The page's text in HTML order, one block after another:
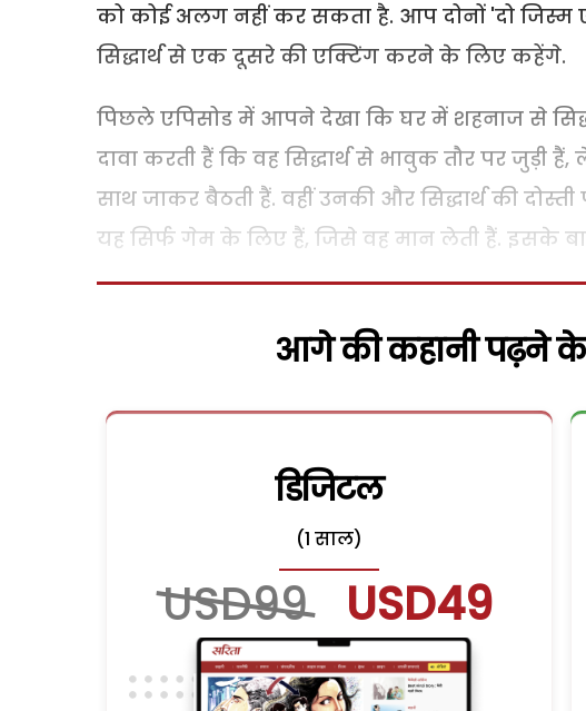
को कोई अलग नहीं कर सकता है. आप दोनों 'दो
सिद्धार्थ से एक दूसरे की एक्टिंग करने के लिए कहेंगे.
पिछले एपिसोड में आपने देखा कि घर में शहनाज से
दावा करती हैं कि वह सिद्धार्थ से भावुक तौर पर जुड़ी
साथ जाकर बैठती हैं. वहीं उनकी और सिद्धार्थ की
यह सिर्फ गेम के लिए हैं, जिसे वह मान लेती हैं. इसके
आगे की कहानी पढ़ने के
डिजिटल
(1 साल)
USD99 USD49